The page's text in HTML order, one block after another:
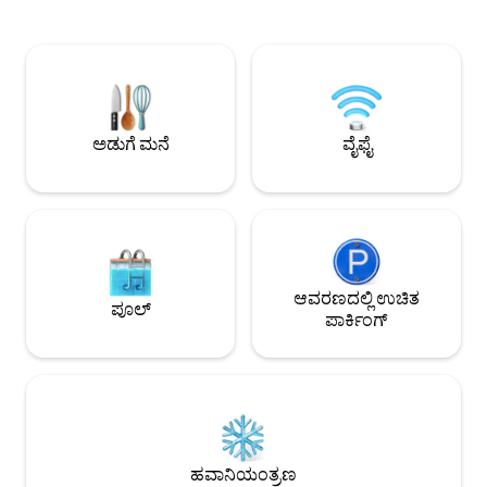
ಪ್ರತಿಯೊಂದು ವಿವರವನ್ನು ನೀವು ಅದನ್ನು ನಿಮ್ಮ
ಆಶ್ರಯತಾಣವನ್ನಾಗಿ ಮಾಡುವ ಭರವಸೆಯಲ್ಲಿ
ಪ್ರೀತಿಯೊಂದಿಗೆ ಒಟ್ಟುಗೂಡಿಸಲಾಗಿದೆ.
ರಾಕ್ ಕ್ಲೈಂಬಿಂಗ್ ಮತ್ತು
ಪ್ರವೇಶ.
ಅಡುಗೆ ಮನೆ ವೈಫೈ
ಪೂಲ್
ಆವರಣದಲ್ಲಿ ಉಚಿತ
ಪಾರ್ಕಿಂಗ್
ಹವಾನಿಯಂತ್ರಣ